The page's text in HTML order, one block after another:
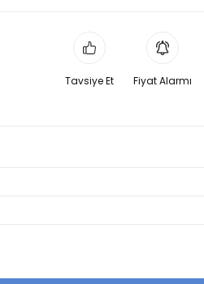
Tavsiye Et Fiyat Alarmı